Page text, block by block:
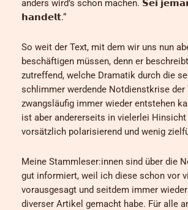
anders wird’s schon machen. 𝗦𝗲𝗶
𝗵𝗮𝗻𝗱𝗲𝗹𝘁.“
So weit der Text, mit dem wir uns nun
beschäftigen müssen, denn er
zutreffend, welche Dramatik durch die
schlimmer werdende Notdienstkrise der
zwangsläufig immer wieder entstehen
ist aber andererseits in vielerlei
vorsätzlich polarisierend und wenig
Meine Stammleser:innen sind über die
gut informiert, weil ich diese schon vor
vorausgesagt und seitdem immer
diverser Artikel gemacht habe. Für alle